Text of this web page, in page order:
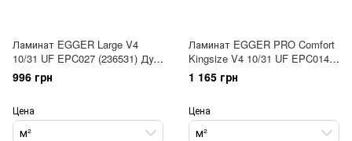
Ламинат EGGER Large V4
10/31 UF EPC027 (236531) Дуб
Мадура
996 грн
Цена
м²
Ламинат EGGER PRO Comfort
Kingsize V4 10/31 UF EPC014
(236777) Дуб Вальдек натур
1 165 грн
Цена
м²